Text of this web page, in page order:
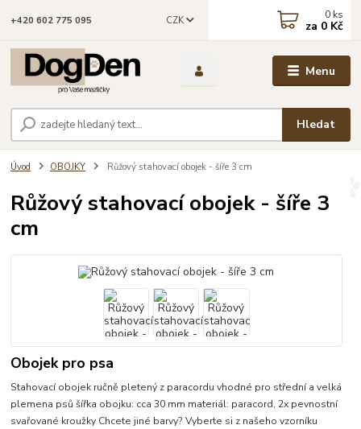
Menu
CZK
Hledat
+420 602 775 095 0 ks
za 0 Kč
Úvod OBOJKY Růžový stahovací obojek - šíře 3 cm
Růžový stahovací obojek - šíře 3
cm
Obojek pro psa
Stahovací obojek ručně pletený z paracordu vhodné pro střední a velká
plemena psů šířka obojku: cca 30 mm materiál: paracord, 2x pevnostní
svařované kroužky Chcete jiné barvy? Vyberte si z našeho vzorníku